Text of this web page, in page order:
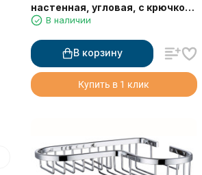
настенная, угловая, с крючком,
214*214*60 мм, черный
В наличии
В корзину
Купить в 1 клик